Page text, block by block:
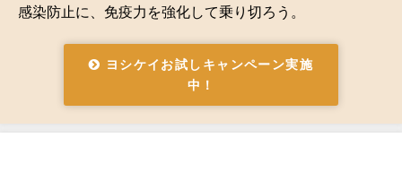
感染防止に、免疫力を強化して乗り切ろう。
ヨシケイお試しキャンペーン実施
中！